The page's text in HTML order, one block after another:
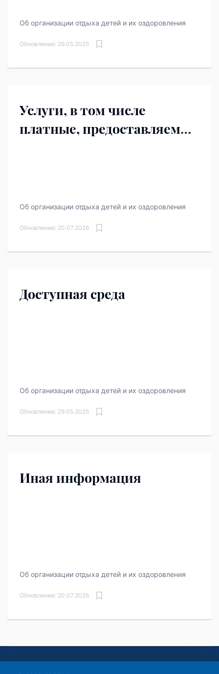
Об организации отдыха детей и их оздоровления
Обновление: 29.05.2025
Услуги, в том числе
платные, предоставляемые
Об организации отдыха детей и их оздоровления
Обновление: 20.07.2026
Доступная среда
Об организации отдыха детей и их оздоровления
Обновление: 29.05.2025
Иная информация
Об организации отдыха детей и их оздоровления
Обновление: 20.07.2026